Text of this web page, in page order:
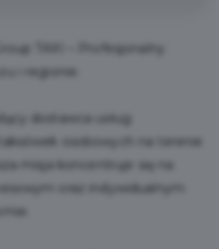
TAXI – Profesjonalny
i regionie​.
dostawca usług
osobowych na terenie
misja koncentruje się na
oraz indywidualnym